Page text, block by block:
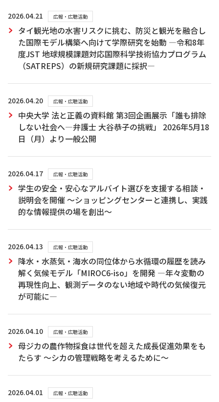
2026.04.21 広報・広聴活動
タイ観光地の水害リスクに挑む、防災と観光を融合し
た国際モデル構築へ向けて学際研究を始動 ―令和8年
度JST 地球規模課題対応国際科学技術協力プログラム
（SATREPS）の新規研究課題に採択―
2026.04.20 広報・広聴活動
中央大学 法と正義の資料館 第3回企画展示「誰も排除
しない社会へ―弁護士 大谷恭子の挑戦」 2026年5月18
日（月）より一般公開
2026.04.17 広報・広聴活動
学生の安全・安心なアルバイト選びを支援する相談・
説明会を開催 ～ショッピングセンターと連携し、実践
的な情報提供の場を創出～
2026.04.13 広報・広聴活動
降水・水蒸気・海水の同位体から水循環の履歴を読み
解く気候モデル「MIROC6-iso」を開発 ―年々変動の
再現性向上、観測データのない地域や時代の気候復元
が可能に―
2026.04.10 広報・広聴活動
母ジカの農作物採食は世代を超えた成長促進効果をも
たらす ～シカの管理戦略を考えるために～
2026.04.01 広報・広聴活動